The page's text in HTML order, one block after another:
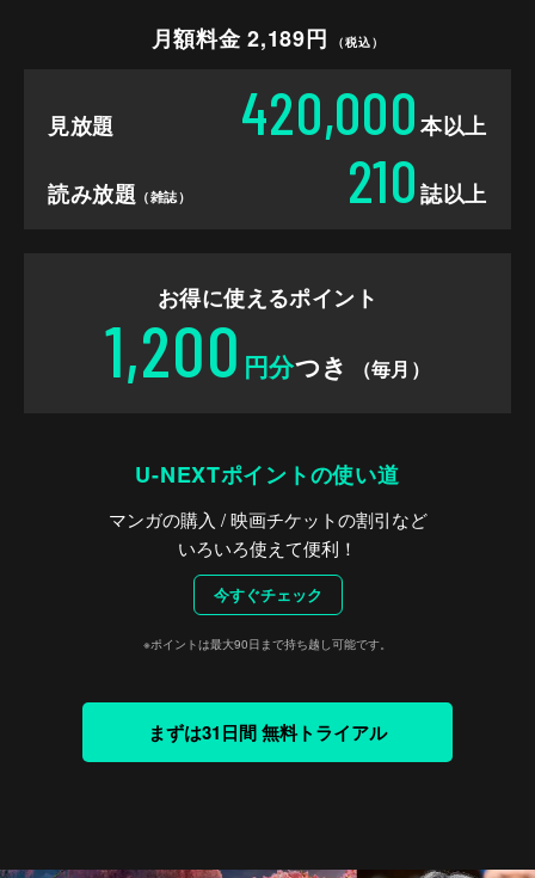
月額料金 2,189円 （税込）
見放題 420,000 本以上
読み放題 （雑誌） 210 誌以上
お得に使えるポイント
1,200 円分つき （毎月）
U-NEXTポイントの使い道
マンガの購入 / 映画チケットの割引など
いろいろ使えて便利！
今すぐチェック
※ポイントは最大90日まで持ち越し可能です。
まずは31日間 無料トライアル